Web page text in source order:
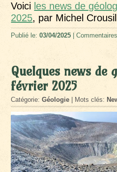
Voici les news de
2025, par Michel
Publié le:03/04/2025 |
Quelques news de
février 2025
Catégorie:Géologie | Mots clés: